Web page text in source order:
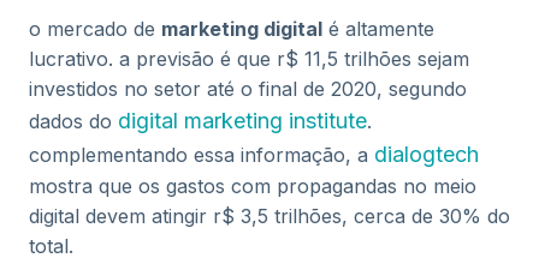
o mercado de marketing digital é altamente
lucrativo. a previsão é que r$ 11,5 trilhões sejam
investidos no setor até o final de 2020, segundo
dados do digital marketing institute.
complementando essa informação, a dialogtech
mostra que os gastos com propagandas no meio
digital devem atingir r$ 3,5 trilhões, cerca de 30% do
total.